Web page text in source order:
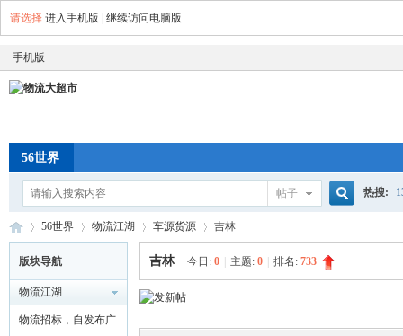
请选择 进入手机版 继续访问电脑版
手机版
56世界
帖子 热搜:
物 »
56世界
›
物流江湖 车源货源 吉林
版块导航
物流江湖
物流招标，自发布广
吉林 今日: 0 主题: 0 排名: 733